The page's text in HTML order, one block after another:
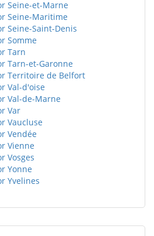
Seine-et-Marne
Seine-Maritime
Seine-Saint-Denis
Somme
Tarn
Tarn-et-Garonne
Territoire de Belfort
Val-d'oise
Val-de-Marne
Var
Vaucluse
Vendée
Vienne
Vosges
Yonne
Yvelines